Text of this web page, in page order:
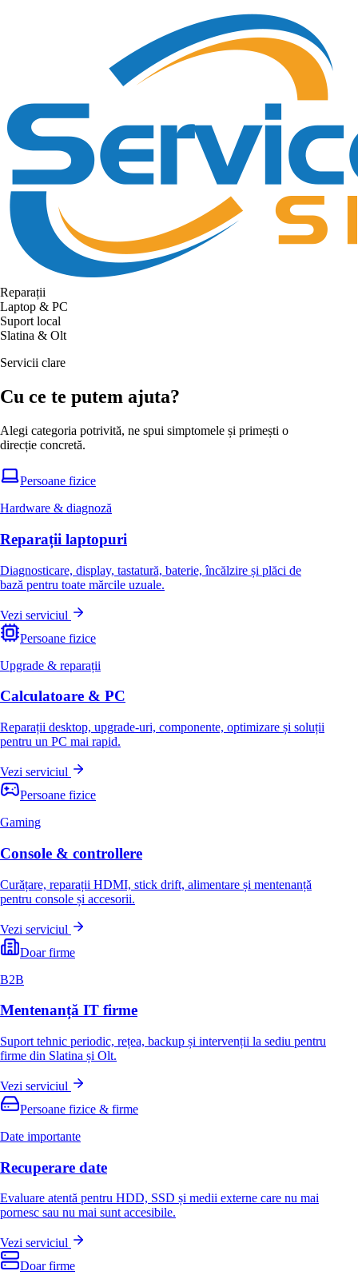
Reparații
Laptop & PC
Suport local
Slatina & Olt
Servicii clare
Cu ce te putem ajuta?
Alegi categoria potrivită, ne spui simptomele și primești o
direcție concretă.
Persoane fizice
Hardware & diagnoză
Reparații laptopuri
Diagnosticare, display, tastatură, baterie, încălzire și plăci de
bază pentru toate mărcile uzuale.
Vezi serviciul
Persoane fizice
Upgrade & reparații
Calculatoare & PC
Reparații desktop, upgrade-uri, componente, optimizare și soluții
pentru un PC mai rapid.
Vezi serviciul
Persoane fizice
Gaming
Console & controllere
Curățare, reparații HDMI, stick drift, alimentare și mentenanță
pentru console și accesorii.
Vezi serviciul
Doar firme
B2B
Mentenanță IT firme
Suport tehnic periodic, rețea, backup și intervenții la sediu pentru
firme din Slatina și Olt.
Vezi serviciul
Persoane fizice & firme
Date importante
Recuperare date
Evaluare atentă pentru HDD, SSD și medii externe care nu mai
pornesc sau nu mai sunt accesibile.
Vezi serviciul
Doar firme